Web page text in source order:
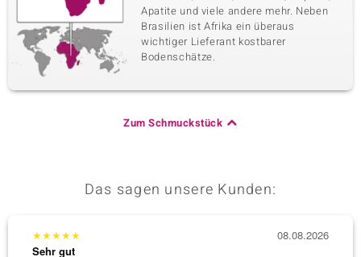
Apatite und viele andere mehr. Neben
Brasilien ist Afrika ein überaus
wichtiger Lieferant kostbarer
Bodenschätze.
Zum Schmuckstück
Das sagen unsere Kunden:
★★★★★
Sehr gut
08.08.2026